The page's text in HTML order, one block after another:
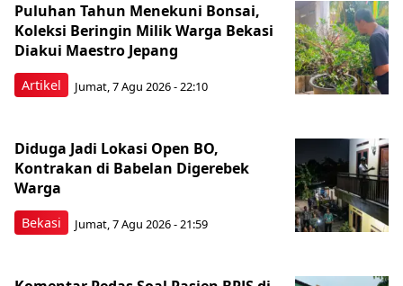
Artikel
Puluhan Tahun Menekuni Bonsai,
Koleksi Beringin Milik Warga Bekasi
Diakui Maestro Jepang
Jumat, 7 Agu 2026 - 22:10
Bekasi
Diduga Jadi Lokasi Open BO,
Kontrakan di Babelan Digerebek
Warga
Jumat, 7 Agu 2026 - 21:59